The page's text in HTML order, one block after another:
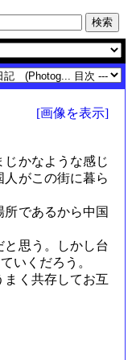
[画像を表示]
かなような感じ
がこの街に暮ら
であるから中国
思う。しかし台
いくだろう。
く共存してお互